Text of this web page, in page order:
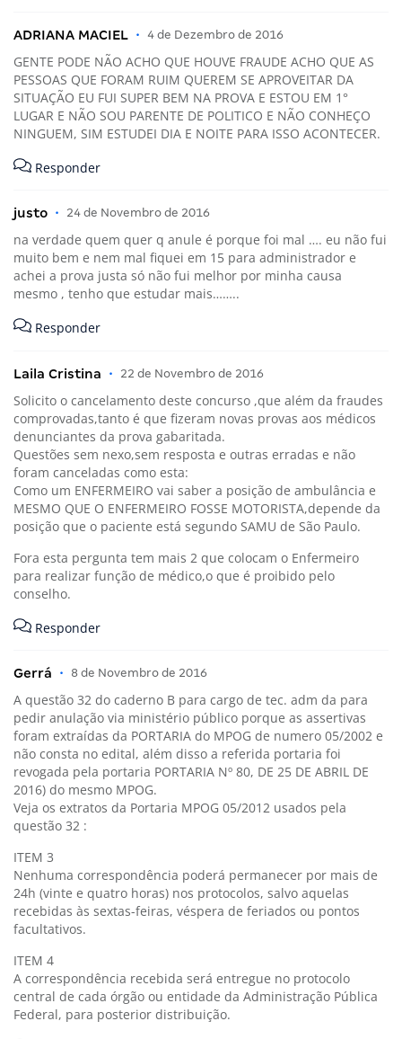
ADRIANA MACIEL • 4 de Dezembro de 2016
GENTE PODE NÃO ACHO QUE HOUVE FRAUDE ACHO QUE AS
PESSOAS QUE FORAM RUIM QUEREM SE APROVEITAR DA
SITUAÇÃO EU FUI SUPER BEM NA PROVA E ESTOU EM 1°
LUGAR E NÃO SOU PARENTE DE POLITICO E NÃO CONHEÇO
NINGUEM, SIM ESTUDEI DIA E NOITE PARA ISSO ACONTECER.
Responder
justo • 24 de Novembro de 2016
na verdade quem quer q anule é porque foi mal …. eu não fui
muito bem e nem mal fiquei em 15 para administrador e
achei a prova justa só não fui melhor por minha causa
mesmo , tenho que estudar mais……..
Responder
Laila Cristina • 22 de Novembro de 2016
Solicito o cancelamento deste concurso ,que além da fraudes
comprovadas,tanto é que fizeram novas provas aos médicos
denunciantes da prova gabaritada.
Questões sem nexo,sem resposta e outras erradas e não
foram canceladas como esta:
​Como um ENFERMEIRO vai saber a posição de ambulância e
MESMO QUE O ENFERMEIRO FOSSE MOTORISTA,depende da
posição que o paciente está segundo SAMU de São Paulo.
Fora esta pergunta tem mais 2 que colocam o Enfermeiro
para realizar função de médico,o que é proibido pelo
conselho.
Responder
Gerrá • 8 de Novembro de 2016
A questão 32 do caderno B para cargo de tec. adm da para
pedir anulação via ministério público porque as assertivas
foram extraídas da PORTARIA do MPOG de numero 05/2002 e
não consta no edital, além disso a referida portaria foi
revogada pela portaria PORTARIA Nº 80, DE 25 DE ABRIL DE
2016) do mesmo MPOG.
Veja os extratos da Portaria MPOG 05/2012 usados pela
questão 32 :
ITEM 3
Nenhuma correspondência poderá permanecer por mais de
24h (vinte e quatro horas) nos protocolos, salvo aquelas
recebidas às sextas-feiras, véspera de feriados ou pontos
facultativos.
ITEM 4
A correspondência recebida será entregue no protocolo
central de cada órgão ou entidade da Administração Pública
Federal, para posterior distribuição.